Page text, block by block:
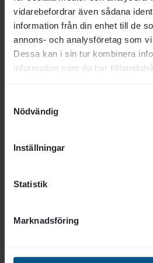
vidarebefordrar även sådana
information från din enhet till de
annons- och analysföretag som
Dessa kan i sin tur kombinera
information som du har
Nödvändig
Inställningar
Statistik
Marknadsföring
“Vi ser en tydlig
vardagen. Våra
tryggare och mer
på att läsa av
innan de hinner
anpassade skola